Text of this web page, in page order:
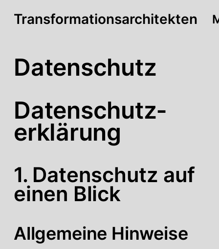
Transformationsarchitekten
Datenschutz
Datenschutz­
erklärung
1. Datenschutz auf
einen Blick
Allgemeine Hinweise